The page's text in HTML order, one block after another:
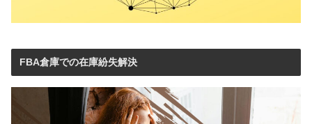
FBA倉庫での在庫紛失解決